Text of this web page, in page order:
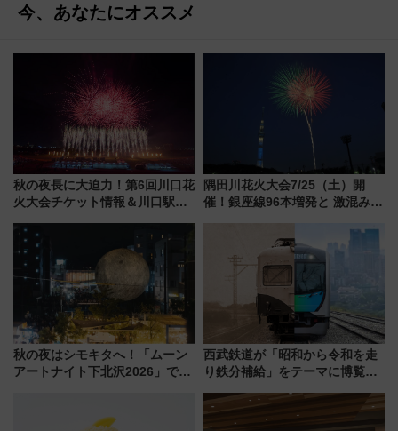
今、あなたにオススメ
秋の夜長に大迫力！第6回川口花
火大会チケット情報＆川口駅か
隅田川花火大会7/25（土）開
催！銀座線96本増発と 激混みの
アクセス攻略法、2万発の花火が
都心の夜に！
秋の夜はシモキタへ！「ムーン
アートナイト下北沢2026」でイ
西武鉄道が「昭和から令和を走
り鉄分補給」をテーマに博覧会
14日から 新車両「トキイロ」体
験ブースも アクセスや申込方法